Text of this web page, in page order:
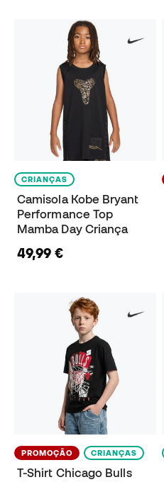
CRIANÇAS
Camisola Kobe Bryant
Performance Top
Mamba Day Criança
49,99 €
PROMOÇÃO CRIANÇAS
T-Shirt Chicago Bulls